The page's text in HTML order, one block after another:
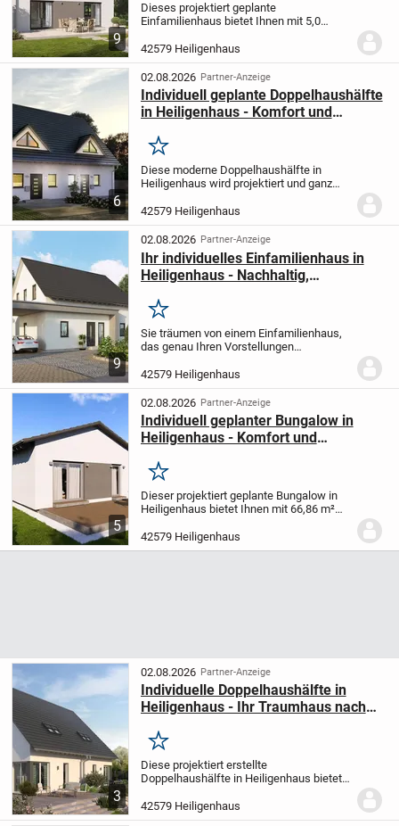
9
Dieses projektiert geplante
Einfamilienhaus bietet Ihnen mit 5,0
145,86 m² und zwei Etagen den idealen
Raum für Ihre Familie. Auf einem 397 m²
großen Grundstück in der...
42579 Heiligenhaus
6
02.08.2026 Partner-Anzeige
Individuell geplante Doppelhaushälfte
in Heiligenhaus - Komfort und
Merken
Diese moderne Doppelhaushälfte in
Heiligenhaus wird projektiert und ganz
Vorstellungen gefertigt. Mit 5 Zimmern
auf einer Wohnfläche von 151,63 m²
bietet das Haus...
42579 Heiligenhaus
9
02.08.2026 Partner-Anzeige
Ihr individuelles Einfamilienhaus in
Heiligenhaus - Nachhaltig,
Wünschen
Merken
Sie träumen von einem Einfamilienhaus,
das genau Ihren Vorstellungen
Haus in Heiligenhaus mit 5,0 Zimmern
und einer großzügigen Wohnfläche von
181,79 m² bietet...
42579 Heiligenhaus
5
02.08.2026 Partner-Anzeige
Individuell geplanter Bungalow in
Heiligenhaus - Komfort und
Merken
Dieser projektiert geplante Bungalow in
Heiligenhaus bietet Ihnen mit 66,86 m²
Grundstücksgröße eine perfekte
Kombination aus Komfort und
42579 Heiligenhaus
3
02.08.2026 Partner-Anzeige
Individuelle Doppelhaushälfte in
Heiligenhaus - Ihr Traumhaus nach
Merken
Diese projektiert erstellte
Doppelhaushälfte in Heiligenhaus bietet
Wohnfläche und einem 260 m² großen
Grundstück ein perfekt auf Ihre Wünsche
42579 Heiligenhaus